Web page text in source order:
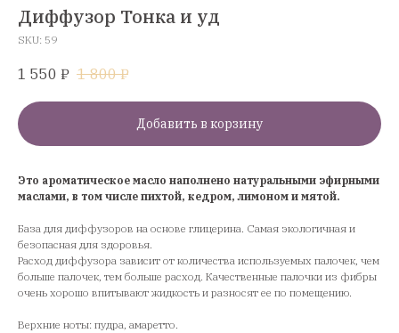
Диффузор Тонка и уд
SKU: 59
1 550 ₽ 1 800 ₽
Добавить в корзину
Это ароматическое масло наполнено натуральными эфирными
маслами, в том числе пихтой, кедром, лимоном и мятой.
База для диффузоров на основе глицерина. Самая экологичная и
безопасная для здоровья.
Расход диффузора зависит от количества используемых палочек, чем
больше палочек, тем больше расход. Качественные палочки из фибры
очень хорошо впитывают жидкость и разносят ее по помещению.
Верхние ноты: пудра, амаретто.